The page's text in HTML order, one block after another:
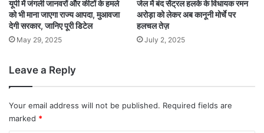
यूपी में जंगली जानवरों और कीटों के हमले
को भी माना जाएगा राज्य आपदा, मुआवजा
देगी सरकार, जानिए पूरी डिटेल
May 29, 2025
जेल में बंद सेंट्रल हलके के विधायक रमन
अरोड़ा को लेकर अब कानूनी मोर्चे पर
हलचल तेज़
July 2, 2025
Leave a Reply
Your email address will not be published. Required fields are
marked *